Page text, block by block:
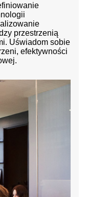
przestrzenią
Uświadom sobie
efektywności